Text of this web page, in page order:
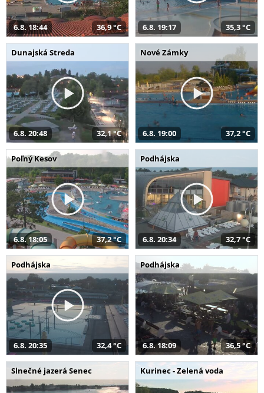
6.8. 18:44 36,9 °C 6.8. 19:17 35,3 °C
Dunajská Streda
6.8. 20:48 32,1 °C
Nové Zámky
6.8. 19:00 37,2 °C
Poľný Kesov
6.8. 18:05 37,2 °C
Podhájska
6.8. 20:34 32,7 °C
Podhájska
6.8. 20:35 32,4 °C
Podhájska
6.8. 18:09 36,5 °C
Slnečné jazerá Senec Kurinec - Zelená voda